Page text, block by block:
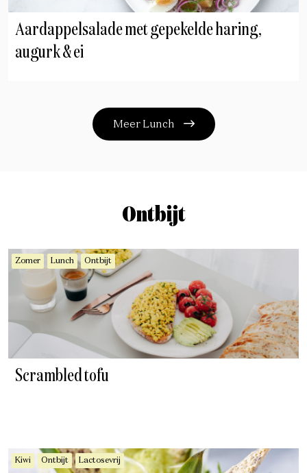
Aardappelsalade met gepekelde haring,
augurk & ei
Meer Lunch
Ontbijt
Zomer Lunch Ontbijt
Scrambled tofu
Kiwi Ontbijt Lactosevrij